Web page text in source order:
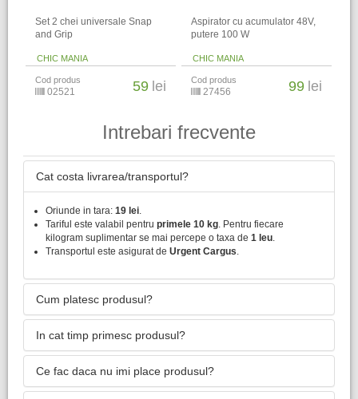
Set 2 chei universale Snap
and Grip
CHIC MANIA
Cod produs
02521 59 lei
Aspirator cu acumulator 48V,
putere 100 W
CHIC MANIA
Cod produs
27456 99 lei
Intrebari frecvente
Cat costa livrarea/transportul?
Oriunde in tara: 19 lei
Tariful este valabil pentru primele 10 kg . Pentru fiecare
kilogram suplimentar se mai percepe o taxa de 1 leu
Transportul este asigurat de Urgent Cargus
Cum platesc produsul?
In cat timp primesc produsul?
Ce fac daca nu imi place produsul?